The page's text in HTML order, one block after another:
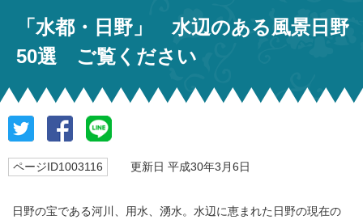
「水都・日野」 水辺のある風景日野
50選 ご覧ください
ページID1003116 更新日 平成30年3月6日
日野の宝である河川、用水、湧水。水辺に恵まれた日野の現在の